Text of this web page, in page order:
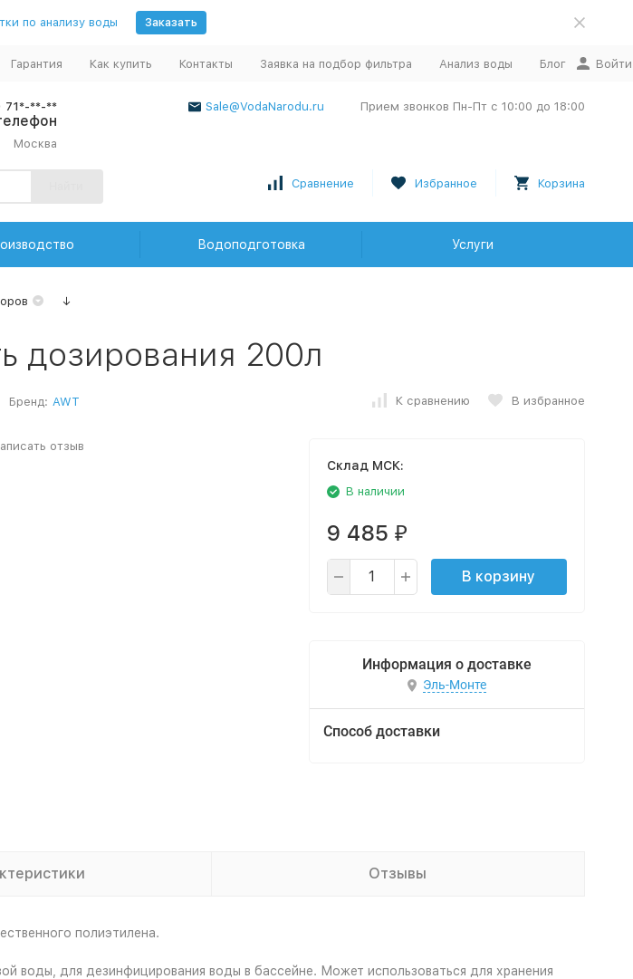
по анализу воды Заказать
Гарантия Как купить Контакты Заявка на подбор фильтра Анализ воды Блог Войти
71*-**-**
Москва
Sale@VodaNarodu.ru Прием звонков Пн-Пт с 10:00 до 18:00
Сравнение Избранное Корзина
Водоподготовка Услуги
↓
дозирования 200л
Бренд: AWT К сравнению В избранное
отзыв
Cклад МСК:
В наличии
9 485 ₽
В корзину
Информация о доставке
Эль-Монте
Способ доставки
Отзывы
полиэтилена.
воды, для дезинфицирования воды в бассейне. Может использоваться для хранения